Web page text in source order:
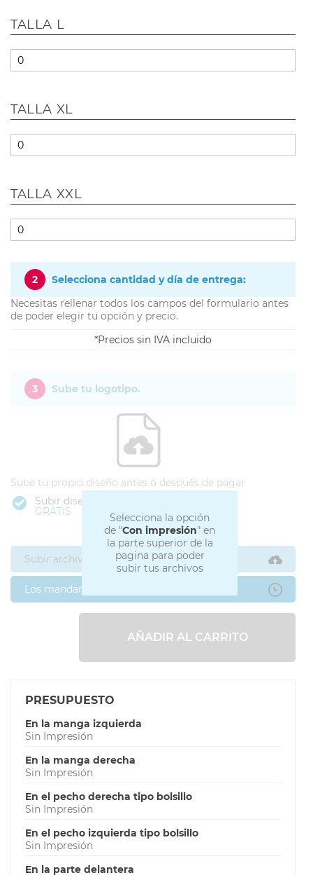
TALLA L
TALLA XL
TALLA XXL
2
Selecciona cantidad y día de entrega:
Necesitas rellenar todos los campos del formulario antes
de poder elegir tu opción y precio.
Precios sin IVA incluido
Selecciona la opción
de "Con impresión" en
la parte superior de la
pagina para poder
subir tus archivos
3 Sube tu logotipo.
Sube tu propio diseño antes o después de pagar
Subir diseño
GRATIS
Subir archivos ahora
Los mandaré después
AÑADIR AL CARRITO
PRESUPUESTO
En la manga izquierda
Sin Impresión
En la manga derecha
Sin Impresión
En el pecho derecha tipo bolsillo
Sin Impresión
En el pecho izquierda tipo bolsillo
Sin Impresión
En la parte delantera